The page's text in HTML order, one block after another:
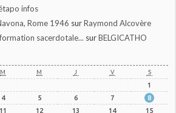
infos
Rome 1946 surRaymond Alcovère
sacerdotale... surBELGICATHO
M M J V S
1
4 5 6 7
8
11 12 13 14
15